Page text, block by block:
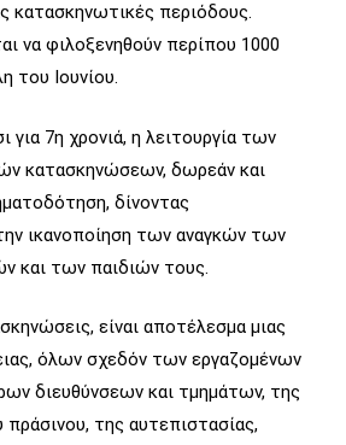
κατασκηνωτικές περιόδους.
να φιλοξενηθούν περίπου 1000
του Ιουνίου.
για 7η χρονιά, η λειτουργία των
κατασκηνώσεων, δωρεάν και
δίνοντας
ικανοποίηση των αναγκών των
και των παιδιών τους.
είναι αποτέλεσμα μιας
όλων σχεδόν των εργαζομένων
διευθύνσεων και τμημάτων, της
πράσινου, της αυτεπιστασίας,